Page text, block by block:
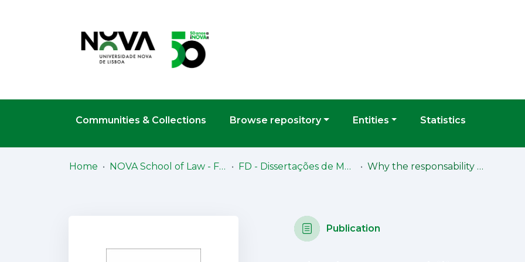
Communities & Collections Browse repository Entities Statistics
Home NOVA School of Law - Faculdade de Direito (NSL-FD) FD - Dissertações de Mestrado Why the responsability to protect (RtoP) ought to be applied to Ukraine
Publication